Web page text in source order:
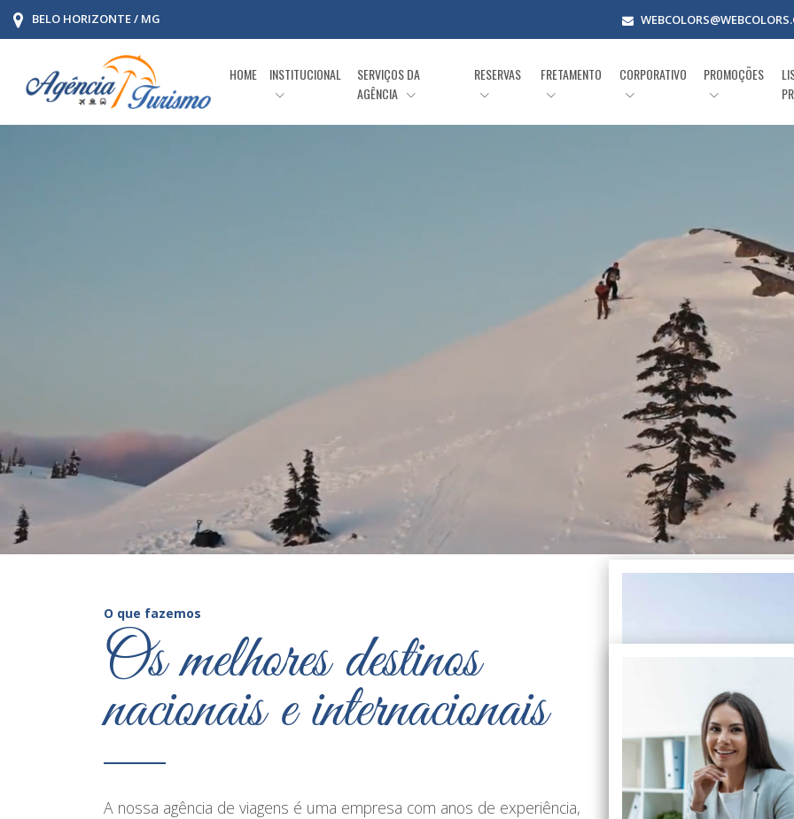
BELO HORIZONTE / MG
HOME INSTITUCIONAL
SERVIÇOS DA
AGÊNCIA
RESERVAS FRETAMENTO CORPORATIVO PROMOÇÕES
O que fazemos
Os melhores destinos
nacionais e internacionais
A nossa agência de viagens é uma empresa com anos de experiência,